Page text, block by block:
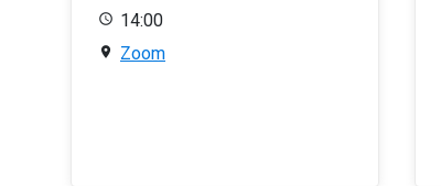
14:00
Zoom